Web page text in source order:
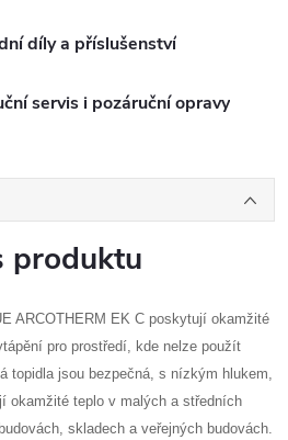
díly a příslušenství
servis i pozáruční opravy
produktu
ARCOTHERM EK C poskytují okamžité
pro prostředí, kde nelze použít
topidla jsou bezpečná, s nízkým hlukem,
okamžité teplo v malých a středních
skladech a veřejných budovách.